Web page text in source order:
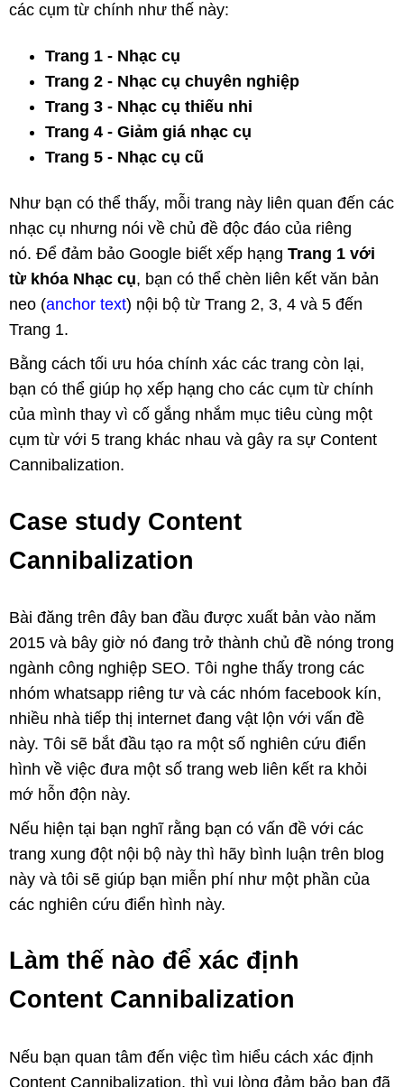
các cụm từ chính như thế này:
Trang 1 - Nhạc cụ
Trang 2 - Nhạc cụ chuyên nghiệp
Trang 3 - Nhạc cụ thiếu nhi
Trang 4 - Giảm giá nhạc cụ
Trang 5 - Nhạc cụ cũ
Như bạn có thể thấy, mỗi trang này liên quan đến các
nhạc cụ nhưng nói về chủ đề độc đáo của riêng
nó. Để đảm bảo Google biết xếp hạng Trang 1 với
từ khóa Nhạc cụ, bạn có thể chèn liên kết văn bản
neo (anchor text) nội bộ từ Trang 2, 3, 4 và 5 đến
Trang 1.
Bằng cách tối ưu hóa chính xác các trang còn lại,
bạn có thể giúp họ xếp hạng cho các cụm từ chính
của mình thay vì cố gắng nhắm mục tiêu cùng một
cụm từ với 5 trang khác nhau và gây ra sự Content
Cannibalization.
Case study Content
Cannibalization
Bài đăng trên đây ban đầu được xuất bản vào năm
2015 và bây giờ nó đang trở thành chủ đề nóng trong
ngành công nghiệp SEO. Tôi nghe thấy trong các
nhóm whatsapp riêng tư và các nhóm facebook kín,
nhiều nhà tiếp thị internet đang vật lộn với vấn đề
này. Tôi sẽ bắt đầu tạo ra một số nghiên cứu điển
hình về việc đưa một số trang web liên kết ra khỏi
mớ hỗn độn này.
Nếu hiện tại bạn nghĩ rằng bạn có vấn đề với các
trang xung đột nội bộ này thì hãy bình luận trên blog
này và tôi sẽ giúp bạn miễn phí như một phần của
các nghiên cứu điển hình này.
Làm thế nào để xác định
Content Cannibalization
Nếu bạn quan tâm đến việc tìm hiểu cách xác định
Content Cannibalization, thì vui lòng đảm bảo bạn đã